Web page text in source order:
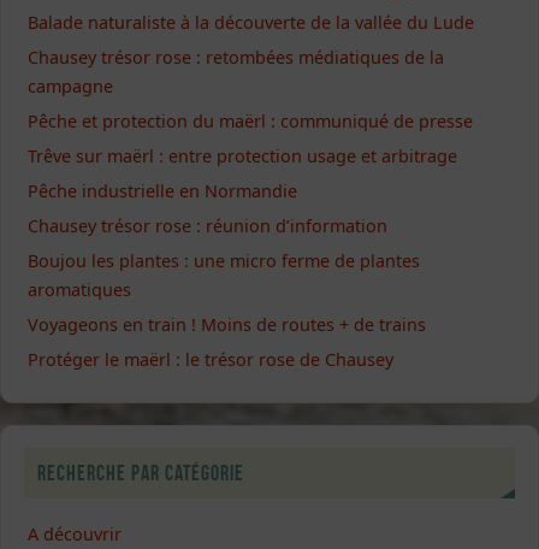
Balade naturaliste à la découverte de la vallée du Lude
Chausey trésor rose : retombées médiatiques de la
campagne
Pêche et protection du maërl : communiqué de presse
Trêve sur maërl : entre protection usage et arbitrage
Pêche industrielle en Normandie
Chausey trésor rose : réunion d’information
Boujou les plantes : une micro ferme de plantes
aromatiques
Voyageons en train ! Moins de routes + de trains
Protéger le maërl : le trésor rose de Chausey
Recherche par catégorie
A découvrir